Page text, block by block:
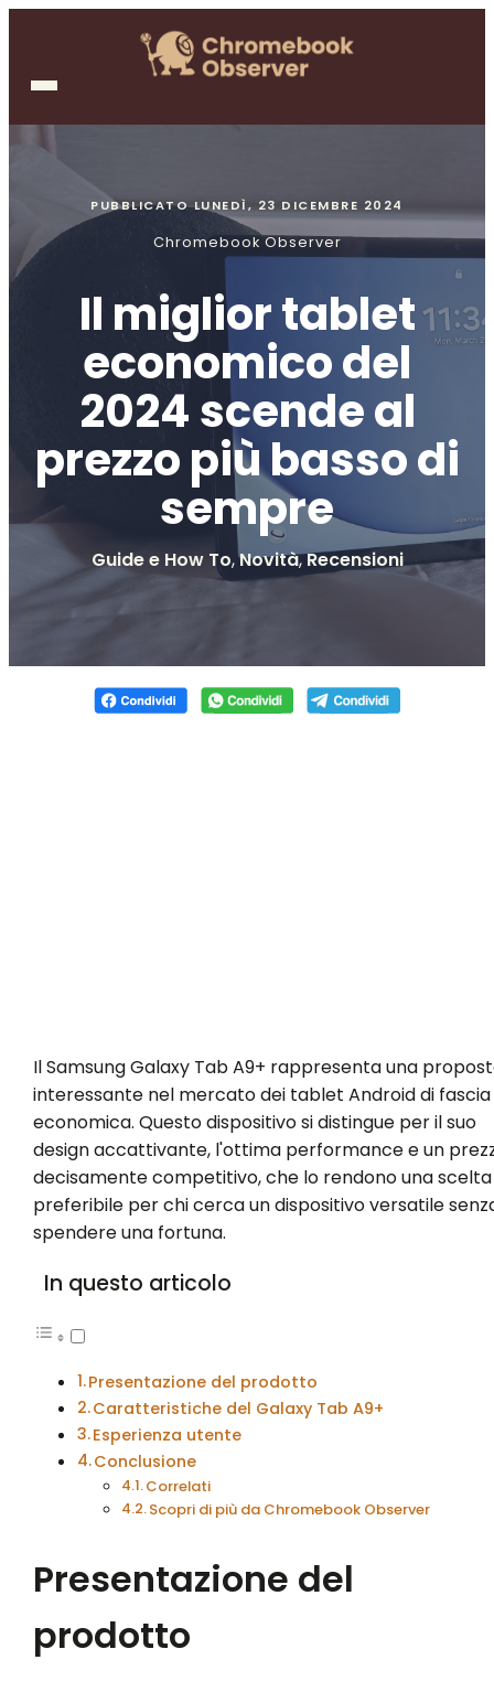
PUBBLICATOLUNEDÌ, 23 DICEMBRE 2024
Chromebook Observer
Il miglior tablet
economico del
2024 scende al
prezzo più basso di
sempre
Guide e How To,Novità,Recensioni
Il Samsung Galaxy Tab A9+ rappresenta una
interessante nel mercato dei tablet Android di fascia
economica. Questo dispositivo si distingue per il suo
design accattivante, l'ottima performance e un
decisamente competitivo, che lo rendono una scelta
preferibile per chi cerca un dispositivo versatile
spendere una fortuna.
In questo articolo
Presentazione del prodotto
Caratteristiche del Galaxy Tab A9+
Esperienza utente
Conclusione
Correlati
Scopri di più da Chromebook Observer
Presentazione del
prodotto